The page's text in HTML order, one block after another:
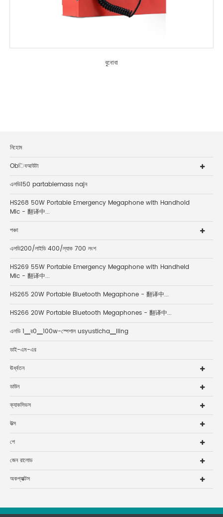
বুনোবা
নিহোম
Obিবআউটা
এলডি150 partablemass najন
HS268 50W Portable Emergency Megaphone with Handhold
Mic - 翻译中...
পঞ্চা
এলডি200/লাইডি 400/ল্যাক 700 লংশ
HS269 55W Portable Emergency Megaphone with Handheld
Mic - 翻译中...
HS265 20W Portable Bluetooth Megaphone - 翻译中...
HS266 20W Portable Bluetooth Megaphones - 翻译中...
এলডি 1▁র0▁100w-স্পেশাল usyusticha▁iling
ডাই-এম-এর
ঊর্ধ্বতন
ডাউন
ক্যাকসিভস
উত্স
পে
জেন রালোড
অকপ্যাক্টস